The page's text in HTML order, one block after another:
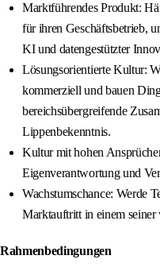
Marktführendes Produkt:
für ihren Geschäftsbetrieb,
KI und datengestützter
Lösungsorientierte Kultur:
kommerziell und bauen
bereichsübergreifende
Lippenbekenntnis.
Kultur mit hohen
Eigenverantwortung und
Wachstumschance: Werde
Marktauftritt in einem
Rahmenbedingungen